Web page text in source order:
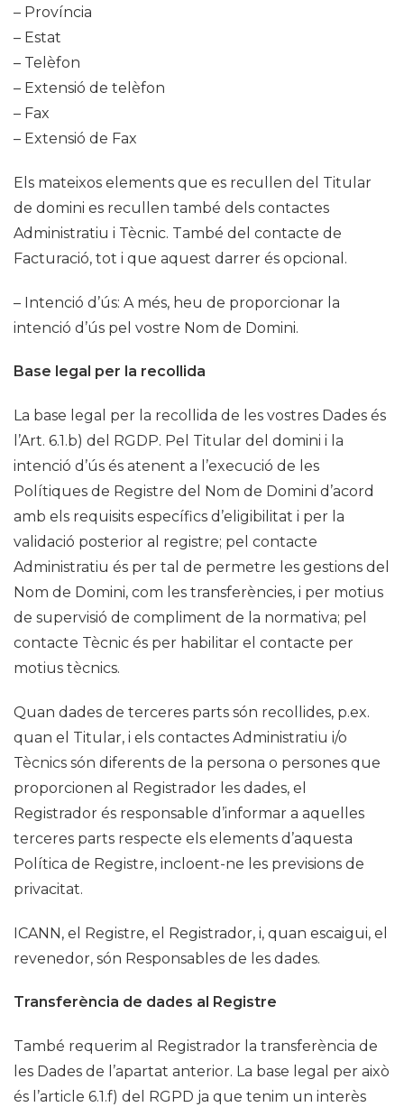
– Província
– Estat
– Telèfon
– Extensió de telèfon
– Fax
– Extensió de Fax
Els mateixos elements que es recullen del Titular
de domini es recullen també dels contactes
Administratiu i Tècnic. També del contacte de
Facturació, tot i que aquest darrer és opcional.
– Intenció d’ús: A més, heu de proporcionar la
intenció d’ús pel vostre Nom de Domini.
Base legal per la recollida
La base legal per la recollida de les vostres Dades és
l’Art. 6.1.b) del RGDP. Pel Titular del domini i la
intenció d’ús és atenent a l’execució de les
Polítiques de Registre del Nom de Domini d’acord
amb els requisits específics d’eligibilitat i per la
validació posterior al registre; pel contacte
Administratiu és per tal de permetre les gestions del
Nom de Domini, com les transferències, i per motius
de supervisió de compliment de la normativa; pel
contacte Tècnic és per habilitar el contacte per
motius tècnics.
Quan dades de terceres parts són recollides, p.ex.
quan el Titular, i els contactes Administratiu i/o
Tècnics són diferents de la persona o persones que
proporcionen al Registrador les dades, el
Registrador és responsable d’informar a aquelles
terceres parts respecte els elements d’aquesta
Política de Registre, incloent-ne les previsions de
privacitat.
ICANN, el Registre, el Registrador, i, quan escaigui, el
revenedor, són Responsables de les dades.
Transferència de dades al Registre
També requerim al Registrador la transferència de
les Dades de l’apartat anterior. La base legal per això
és l’article 6.1.f) del RGPD ja que tenim un interès